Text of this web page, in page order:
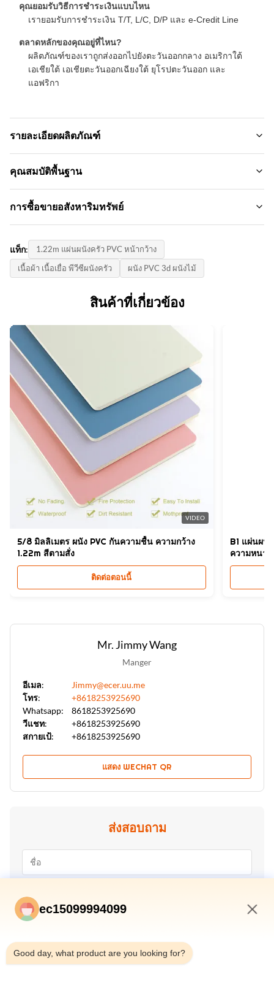
คุณยอมรับวิธีการชําระเงินแบบไหน
เรายอมรับการชําระเงิน T/T, L/C, D/P และ e-Credit Line
ตลาดหลักของคุณอยู่ที่ไหน?
ผลิตภัณฑ์ของเราถูกส่งออกไปยังตะวันออกกลาง อเมริกาใต้
เอเชียใต้ เอเชียตะวันออกเฉียงใต้ ยุโรปตะวันออก และ
แอฟริกา
รายละเอียดผลิตภัณฑ์
Material:
ถ่านไม้ไผ่ไฟเบอร์ไม้ไผ่， เส้นใยถ่านไม้ไผ่
Function:
Color:
หลากหลายและปรับแต่ง
การออกแบบที่ทันสมัยทันสมัยและสง่างาม
Application:
การตกแต่งภายในบ้านการตกแต่งผนังภายในและภายนอก
โรงเรียนโรงเรียนสำนักงาน
Thickness:
5/8 มม.
Packing:
บรรจุโดยกล่องและพาเลท
การออกแบบที่เรียบง่าย Mordern
High Light:
8.5mm wpc แผ่นผนังปลอม,
ชูคัง 8.5 มิลลิเมตร wpc แผ่นผนัง
คุณสมบัติพื้นฐาน
ชื่อแบรนด์:
รูปแบบสินค้า:
1220*2440*5mm/8mm
ประเทศกําเนิด:
การซื้อขายอสังหาริมทรัพย์
ต่อรอง
ราคาต่อหน่วย:
แอล/C, ที/ที
ความสามารถในการจําหน่าย:
6,000 เมตรต่อวัน
แท็ก:
1.22m แผ่นผนังครัว PVC หน้ากว้าง
เนื้อผ้า เนื้อเยื่อ พีวีซีผนังครัว
ผนัง PVC 3d ผนังไม้
สินค้าที่เกี่ยวข้อง
VIDEO
5/8 มิลลิเมตร ผนัง PVC กันความชื้น ความกว้าง
1.22m สีตามสั่ง
ติดต่อตอนนี้
B1 แผ่นผนั
ความหนา
Mr. Jimmy Wang
Manger
อีเมล:
Jimmy@ecer.uu.me
โทร:
+8618253925690
Whatsapp:
8618253925690
วีแชท:
+8618253925690
สกายเป้:
+8618253925690
แสดง WECHAT QR
ส่งสอบถาม
ec15099994099
Good day, what product are you looking for?